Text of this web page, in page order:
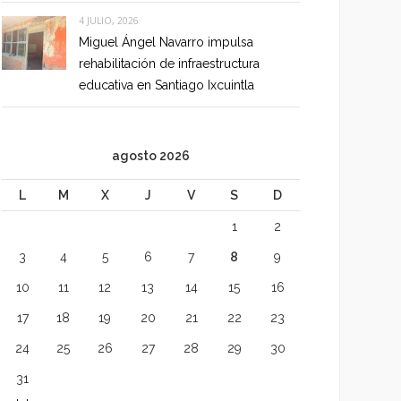
4 JULIO, 2026
Miguel Ángel Navarro impulsa
rehabilitación de infraestructura
educativa en Santiago Ixcuintla
agosto 2026
L M X J V S D
1 2
3 4 5 6 7 8 9
10 11 12 13 14 15 16
17 18 19 20 21 22 23
24 25 26 27 28 29 30
31